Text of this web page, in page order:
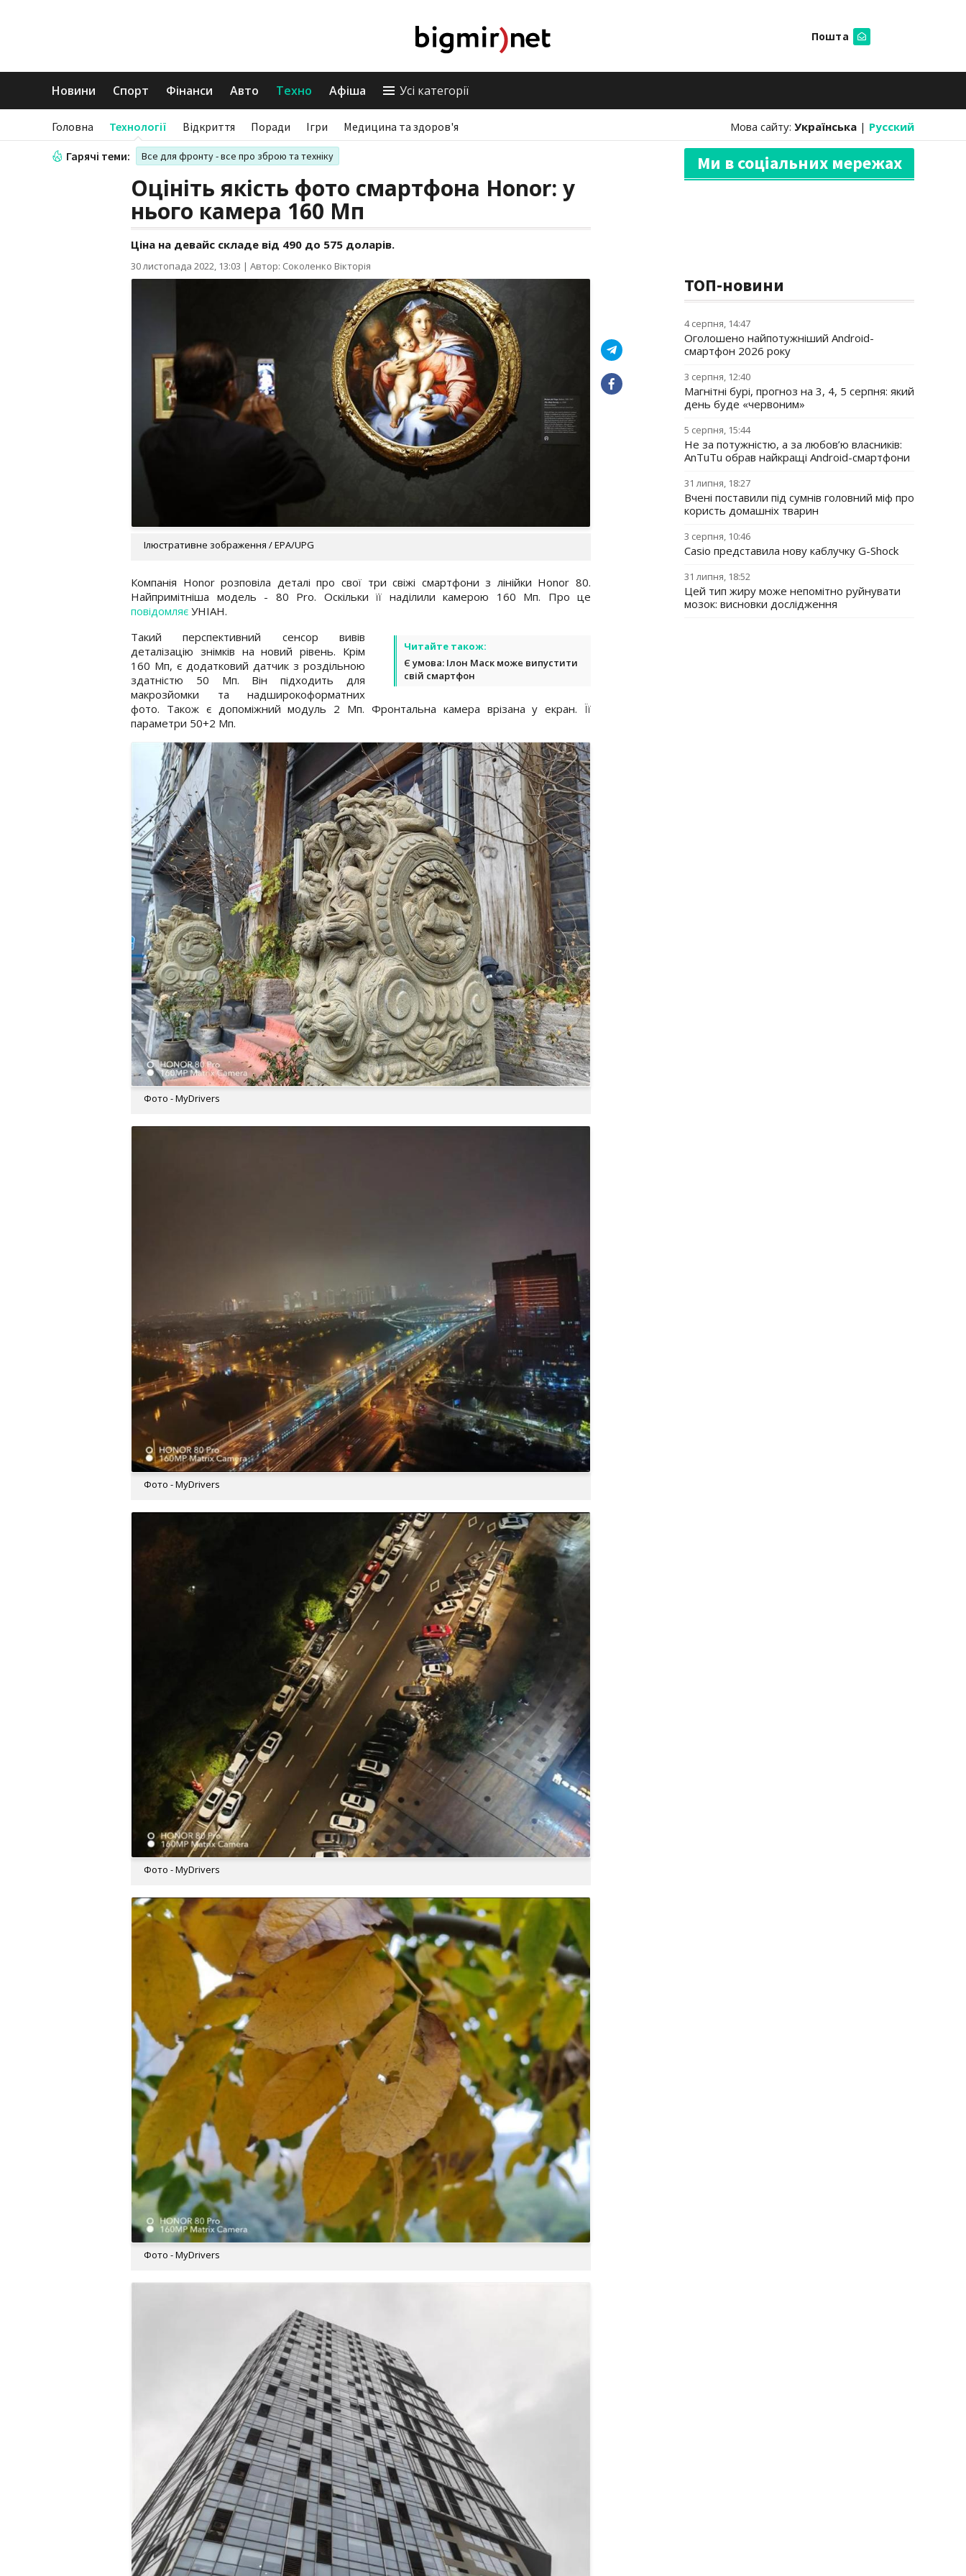
Пошта
Новини Спорт Фінанси Авто Техно Афіша Усі категорії
Головна Технології Відкриття Поради Ігри Медицина та здоров'я Мова сайту: Українська | Русский
Гарячі теми: Все для фронту - все про зброю та техніку
Оцініть якість фото смартфона Honor: у
нього камера 160 Мп
Ціна на девайс складе від 490 до 575 доларів.
30 листопада 2022, 13:03 | Автор: Соколенко Вікторія
Ілюстративне зображення / EPA/UPG
Компанія Honor розповіла деталі про свої три свіжі смартфони з лінійки Honor 80.
Найпримітніша модель - 80 Pro. Оскільки її наділили камерою 160 Мп. Про це
повідомляє УНІАН.
Читайте також:
Є умова: Ілон Маск може випустити
свій смартфон
Такий перспективний сенсор вивів
деталізацію знімків на новий рівень. Крім
160 Мп, є додатковий датчик з роздільною
здатністю 50 Мп. Він підходить для
макрозйомки та надширокоформатних
фото. Також є допоміжний модуль 2 Мп. Фронтальна камера врізана у екран. Її
параметри 50+2 Мп.
Фото - MyDrivers
Фото - MyDrivers
Фото - MyDrivers
Фото - MyDrivers
Ми в соціальних мережах
ТОП-новини
4 серпня, 14:47
Оголошено найпотужніший Android-
смартфон 2026 року
3 серпня, 12:40
Магнітні бурі, прогноз на 3, 4, 5 серпня: який
день буде «червоним»
5 серпня, 15:44
Не за потужністю, а за любов’ю власників:
AnTuTu обрав найкращі Android-смартфони
31 липня, 18:27
Вчені поставили під сумнів головний міф про
користь домашніх тварин
3 серпня, 10:46
Casio представила нову каблучку G-Shock
31 липня, 18:52
Цей тип жиру може непомітно руйнувати
мозок: висновки дослідження